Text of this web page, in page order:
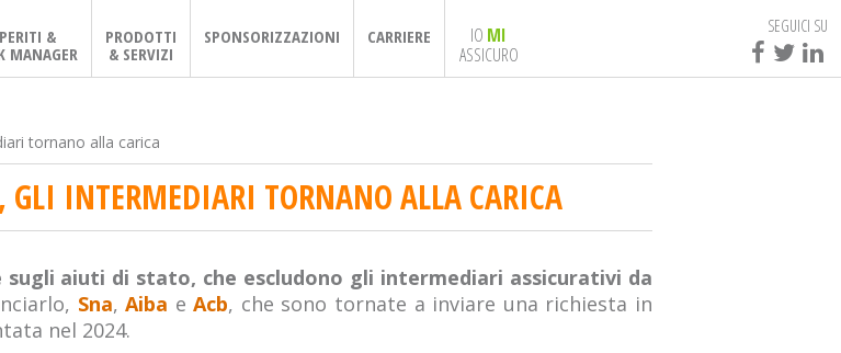
PERITI &
MANAGER
PRODOTTI
& SERVIZI
SPONSORIZZAZIONI CARRIERE IO MI
ASSICURO
SEGUICI SU
tornano alla carica
INTERMEDIARI TORNANO ALLA CARICA
aiuti di stato, che escludono gli intermediari assicurativi da
Sna,Aiba eAcb, che sono tornate a inviare una richiesta in
nel 2024.